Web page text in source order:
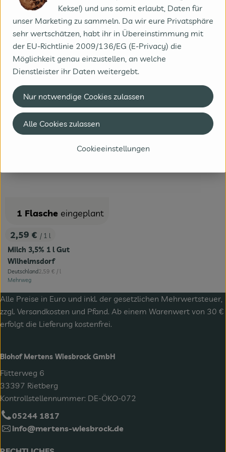
1 Stück2,59 € 2 Stück5,18 €
1 Kiste14,95 €
Diese Artikel sind zum LieferterminFr., 07.08.26
, Preis:
2,59 € / 1 l
Milch 3,5% 1 l Gut
Wilhelmsdorf
, Herkunft:
Deutschland, Referenzpreis:
2,59 € / l
Mehrweg
1 Flasche eingeplant
, Verband:
, Kontrollstelle:
DE-ÖKO-006
Alle Preise in Euro und inkl. der gesetzlichen Mehrwertsteuer,
zzgl. Versandkosten und Pfand. Ab einem Warenwert von 30 €
erfolgt die Lieferung kostenfrei.
Biohof Mertens Wiesbrock GmbH
Flitterweg 6
33397 Rietberg
Kontrollstellennummer: DE-ÖKO-072
05244 1817
info@mertens-wiesbrock.de
Kekse!) und uns somit erlaubt, Daten für
unser Marketing zu sammeln. Da wir eure Privatsphäre
sehr wertschätzen, habt ihr in Übereinstimmung mit
der EU-Richtlinie 2009/136/EG (E-Privacy) die
Möglichkeit genau einzustellen, an welche
Dienstleister ihr Daten weitergebt.
Cookieeinstellungen
Nur notwendige Cookies zulassen
Alle Cookies zulassen